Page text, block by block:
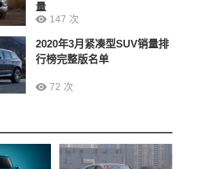
量
147 次
2020年3月紧凑型SUV销量排
行榜完整版名单
72 次